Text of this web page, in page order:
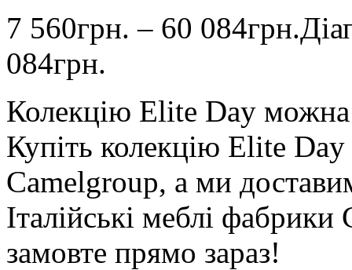
7 560грн. – 60 084грн.
084грн.
Колекцію Elite Day можна
Купіть колекцію Elite
Camelgroup, а ми
Італійські меблі
замовте прямо зараз!